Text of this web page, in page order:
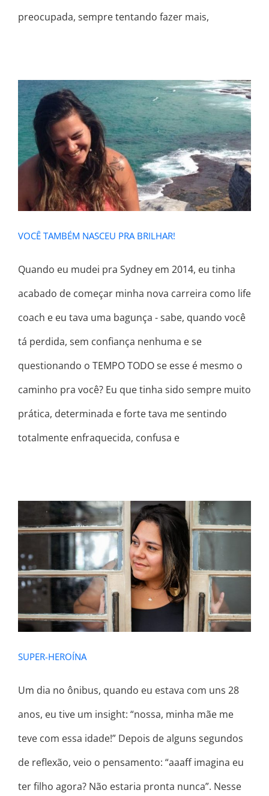
preocupada, sempre tentando fazer mais,
VOCÊ TAMBÉM NASCEU PRA
BRILHAR!
VOCÊ TAMBÉM NASCEU PRA BRILHAR!
Quando eu mudei pra Sydney em 2014, eu tinha
acabado de começar minha nova carreira como life
coach e eu tava uma bagunça - sabe, quando você
tá perdida, sem confiança nenhuma e se
questionando o TEMPO TODO se esse é mesmo o
caminho pra você? Eu que tinha sido sempre muito
prática, determinada e forte tava me sentindo
totalmente enfraquecida, confusa e
SUPER-HEROÍNA
SUPER-HEROÍNA
Um dia no ônibus, quando eu estava com uns 28
anos, eu tive um insight: “nossa, minha mãe me
teve com essa idade!” Depois de alguns segundos
de reflexão, veio o pensamento: “aaaff imagina eu
ter filho agora? Não estaria pronta nunca”. Nesse